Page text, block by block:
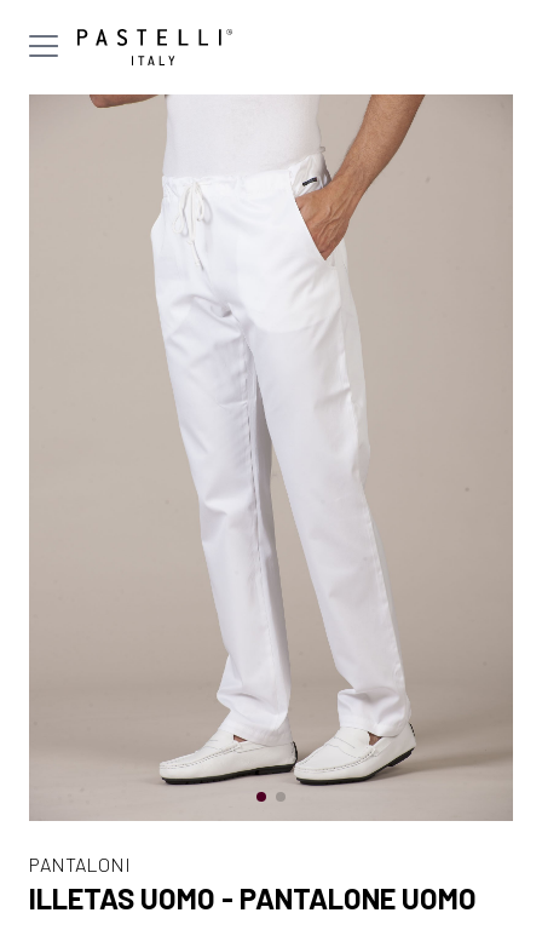
PANTALONI
ILLETAS UOMO - PANTALONE UOMO